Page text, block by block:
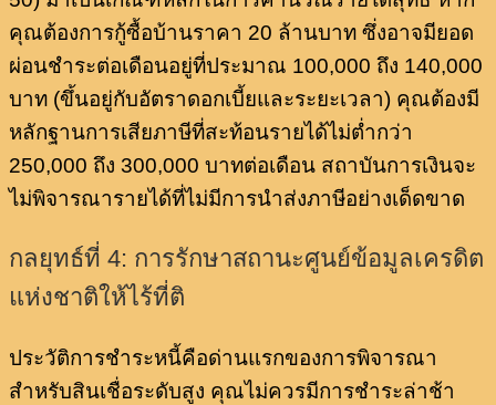
คุณต้องการกู้ซื้อบ้านราคา 20 ล้านบาท ซึ่งอาจมียอด
ผ่อนชำระต่อเดือนอยู่ที่ประมาณ 100,000 ถึง 140,000
บาท (ขึ้นอยู่กับอัตราดอกเบี้ยและระยะเวลา) คุณต้องมี
หลักฐานการเสียภาษีที่สะท้อนรายได้ไม่ต่ำกว่า
250,000 ถึง 300,000 บาทต่อเดือน สถาบันการเงินจะ
ไม่พิจารณารายได้ที่ไม่มีการนำส่งภาษีอย่างเด็ดขาด
กลยุทธ์ที่ 4: การรักษาสถานะศูนย์ข้อมูลเครดิต
แห่งชาติให้ไร้ที่ติ
ประวัติการชำระหนี้คือด่านแรกของการพิจารณา
สำหรับสินเชื่อระดับสูง คุณไม่ควรมีการชำระล่าช้า